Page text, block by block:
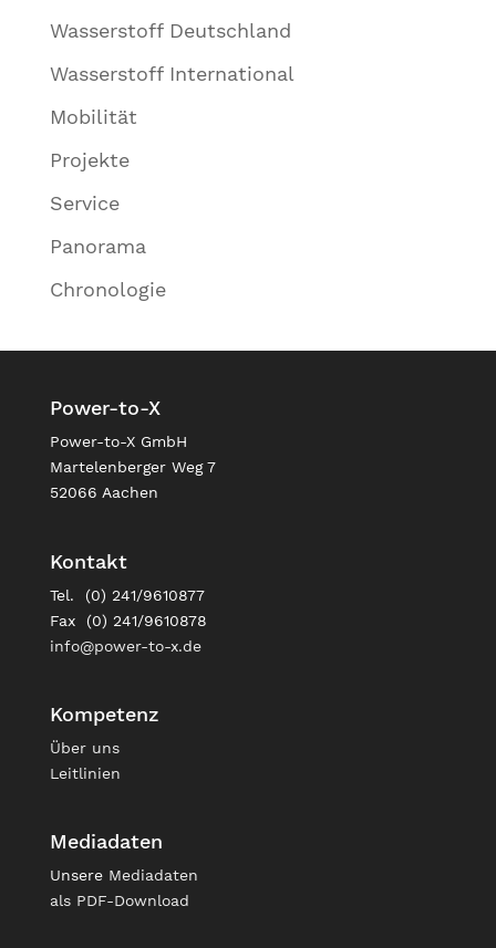
Wasserstoff Deutschland
Wasserstoff International
Mobilität
Projekte
Service
Panorama
Chronologie
Power-to-X
Power-to-X GmbH
Martelenberger Weg 7
52066 Aachen
Kontakt
Tel. (0) 241/9610877
Fax (0) 241/9610878
info@power-to-x.de
Kompetenz
Über uns
Leitlinien
Mediadaten
Unsere Mediadaten
als PDF-Download